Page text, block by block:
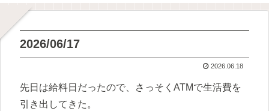
2026/06/17
2026.06.18
先日は給料日だったので、さっそくATMで生活費を
引き出してきた。